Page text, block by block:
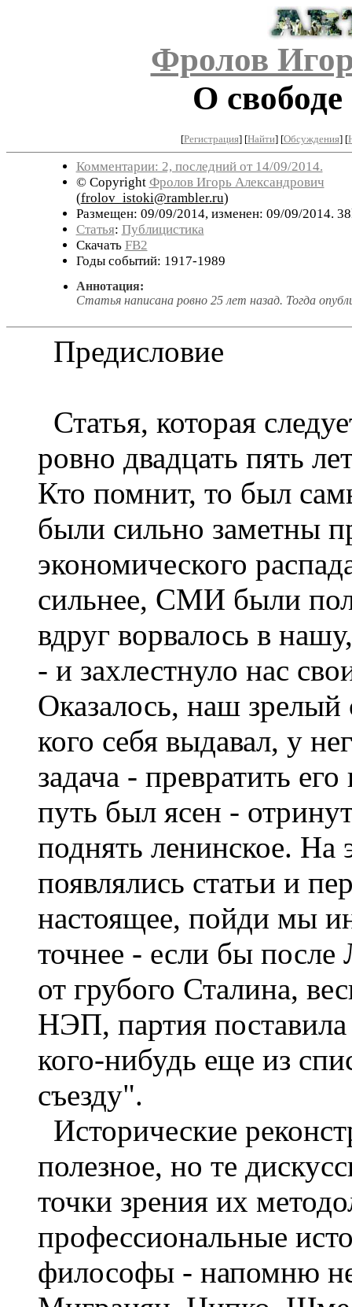
Фролов
О
[Регистрация] [Найти] [Обсуждения] [
Комментарии: 2, последний от 14/09/2014.
© Copyright Фролов Игорь Александрович
(frolov_istoki@rambler.ru)
Размещен: 09/09/2014, изменен: 09/09/2014.
Статья: Публицистика
Скачать FB2
Годы событий: 1917-1989
Аннотация:
Статья написана ровно 25 лет назад. Тогда
Предисловие
Статья, которая
ровно двадцать пять
Кто помнит, то был
были сильно заметны
экономического
сильнее, СМИ были
вдруг ворвалось в
- и захлестнуло нас
Оказалось, наш зрелый
кого себя выдавал, у
задача - превратить
путь был ясен -
поднять ленинское. На
появлялись статьи и
настоящее, пойди мы
точнее - если бы
от грубого Сталина,
НЭП, партия
кого-нибудь еще из
съезду".
Исторические
полезное, но те
точки зрения их
профессиональные
философы - напомню